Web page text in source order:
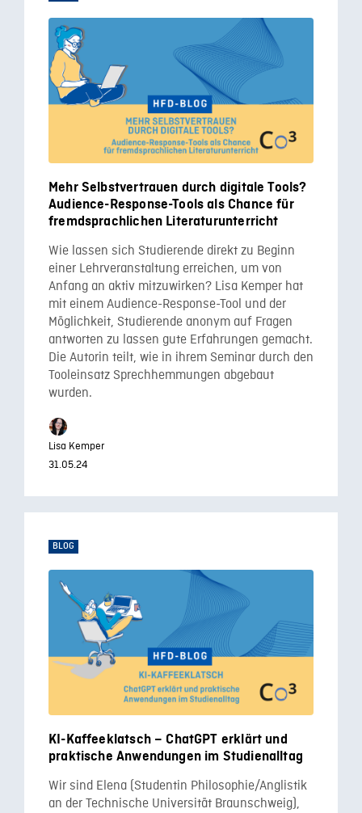
Mehr Selbstvertrauen durch digitale Tools?
Audience-Response-Tools als Chance für
fremdsprachlichen Literaturunterricht
Wie lassen sich Studierende direkt zu Beginn
einer Lehrveranstaltung erreichen, um von
Anfang an aktiv mitzuwirken? Lisa Kemper hat
mit einem Audience-Response-Tool und der
Möglichkeit, Studierende anonym auf Fragen
antworten zu lassen gute Erfahrungen gemacht.
Die Autorin teilt, wie in ihrem Seminar durch den
Tooleinsatz Sprechhemmungen abgebaut
wurden.
Lisa Kemper
31.05.24
BLOG
KI-Kaffeeklatsch – ChatGPT erklärt und
praktische Anwendungen im Studienalltag
Wir sind Elena (Studentin Philosophie/Anglistik
an der Technische Universität Braunschweig),